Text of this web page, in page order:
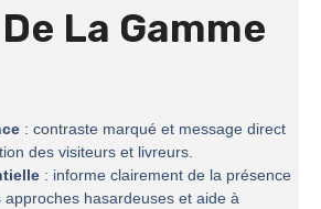
La Gamme
: contraste marqué et message direct
des visiteurs et livreurs.
: informe clairement de la présence
approches hasardeuses et aide à